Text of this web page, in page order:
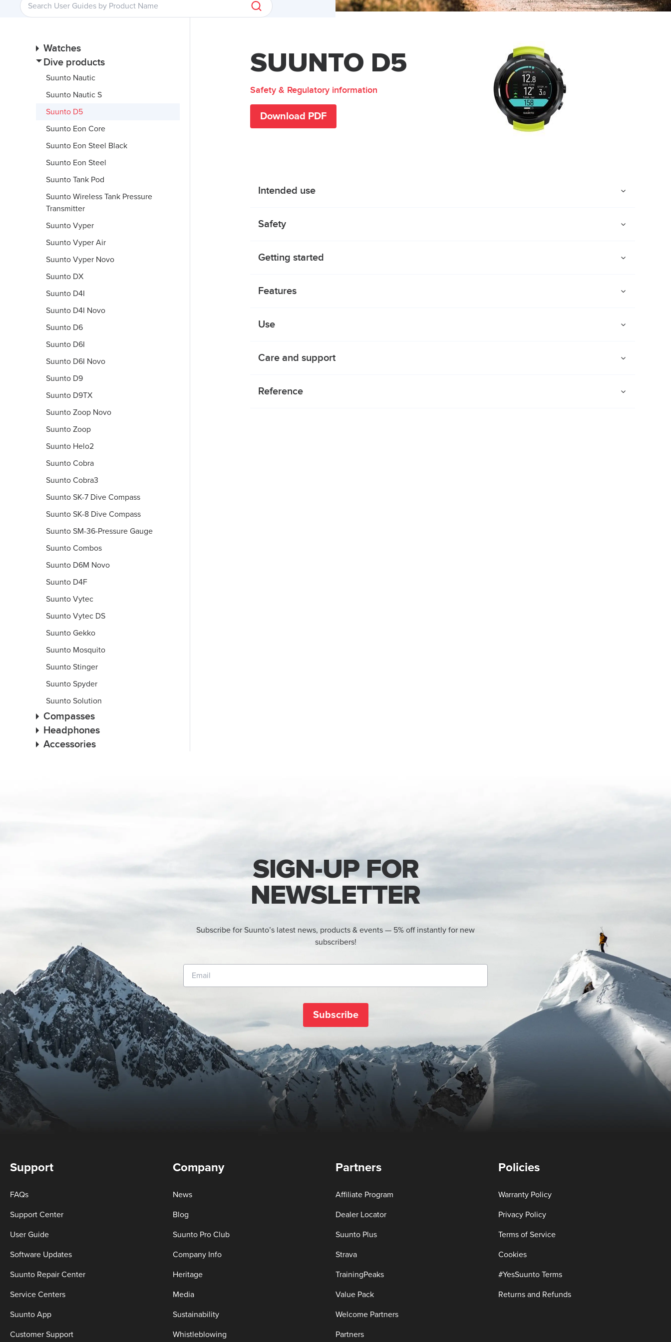
Watches
Dive products
Suunto Nautic
Suunto Nautic S
Suunto D5
Suunto Eon Core
Suunto Eon Steel Black
Suunto Eon Steel
Suunto Tank Pod
Suunto Wireless Tank Pressure
Transmitter
Suunto Vyper
Suunto Vyper Air
Suunto Vyper Novo
Suunto DX
Suunto D4I
Suunto D4I Novo
Suunto D6
Suunto D6I
Suunto D6I Novo
Suunto D9
Suunto D9TX
Suunto Zoop Novo
Suunto Zoop
Suunto Helo2
Suunto Cobra
Suunto Cobra3
Suunto SK-7 Dive Compass
Suunto SK-8 Dive Compass
Suunto SM-36-Pressure Gauge
Suunto Combos
Suunto D6M Novo
Suunto D4F
Suunto Vytec
Suunto Vytec DS
Suunto Gekko
Suunto Mosquito
Suunto Stinger
Suunto Spyder
Suunto Solution
Compasses
Headphones
Accessories
SUUNTO D5
Safety & Regulatory information
Download PDF
Intended use
Safety
Getting started
Features
Use
Care and support
Reference
SIGN-UP FOR
NEWSLETTER
Subscribe for Suunto’s latest news, products & events — 5% off instantly for new
subscribers!
Subscribe
Support
FAQs
Support Center
User Guide
Software Updates
Suunto Repair Center
Service Centers
Suunto App
Customer Support
Company
News
Blog
Suunto Pro Club
Company Info
Heritage
Media
Sustainability
Whistleblowing
Partners
Affiliate Program
Dealer Locator
Suunto Plus
Strava
TrainingPeaks
Value Pack
Welcome Partners
Partners
Policies
Warranty Policy
Privacy Policy
Terms of Service
Cookies
#YesSuunto Terms
Returns and Refunds